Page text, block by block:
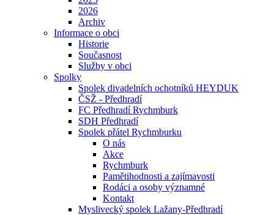
2026
Archiv
Informace o obci
Historie
Současnost
Služby v obci
Spolky
Spolek divadelních ochotníků HEYDUK
ČSŽ - Předhradí
FC Předhradí Rychmburk
SDH Předhradí
Spolek přátel Rychmburku
O nás
Akce
Rychmburk
Pamětihodnosti a zajímavosti
Rodáci a osoby významné
Kontakt
Myslivecký spolek Lažany-Předhradí